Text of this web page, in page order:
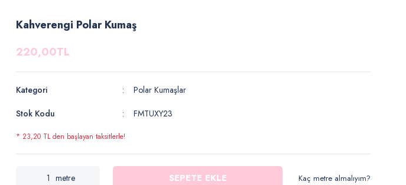
Kahverengi Polar Kumaş
220,00TL
Kategori
Polar Kumaşlar
Stok Kodu
FMTUXY23
* 23,20 TL den başlayan taksitlerle!
metre SEPETE EKLE Kaç metre almalıyım?